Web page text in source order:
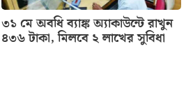
৩১ মে অবধি ব্যাঙ্ক অ্যাকাউন্টে রাখুন
৪৩৬ টাকা, মিলবে ২ লাখের সুবিধা